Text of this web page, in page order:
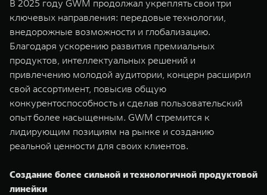
В 2025 году GWM продолжал укреплять свои три
ключевых направления: передовые технологии,
внедорожные возможности и глобализацию.
Благодаря ускорению развития премиальных
продуктов, интеллектуальных решений и
привлечению молодой аудитории, концерн расширил
свой ассортимент, повысив общую
конкурентоспособность и сделав пользовательский
опыт более насыщенным. GWM стремится к
лидирующим позициям на рынке и созданию
реальной ценности для своих клиентов.
Создание более сильной и технологичной продуктовой
линейки